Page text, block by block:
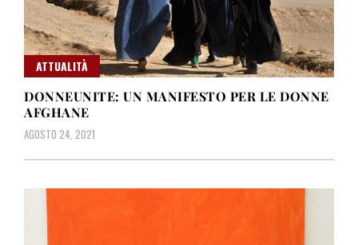
ATTUALITÀ
DONNEUNITE: UN MANIFESTO PER LE DONNE
AFGHANE
AGOSTO 24, 2021